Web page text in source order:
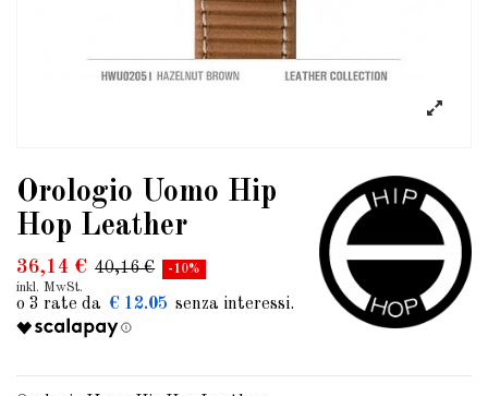
Orologio Uomo Hip
Hop Leather
36,14 € 40,16 € -10%
inkl. MwSt.
€ 12.05